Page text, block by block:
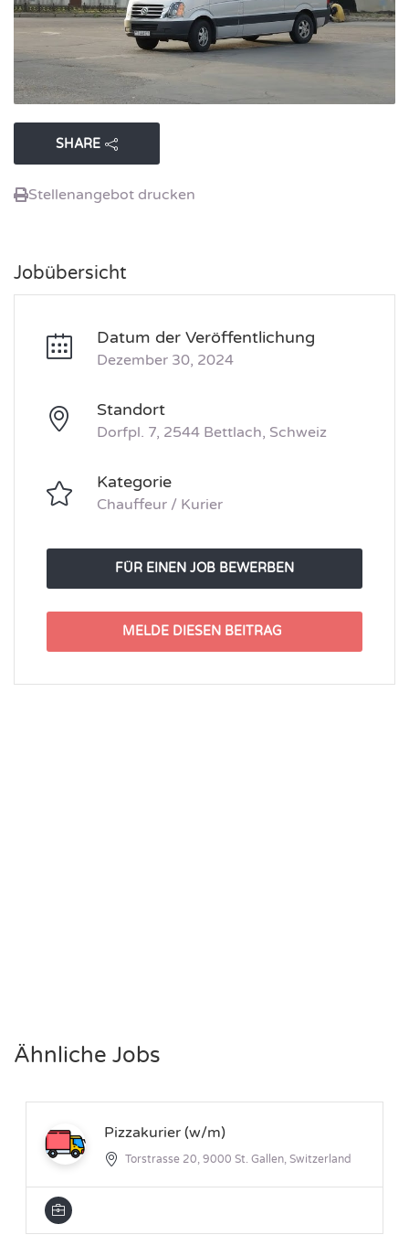
SHARE
Stellenangebot drucken
Jobübersicht
Datum der Veröffentlichung
Dezember 30, 2024
Standort
Dorfpl. 7, 2544 Bettlach, Schweiz
Kategorie
Chauffeur / Kurier
FÜR EINEN JOB BEWERBEN
MELDE DIESEN BEITRAG
Ähnliche Jobs
Pizzakurier (w/m)
Torstrasse 20, 9000 St. Gallen, Switzerland